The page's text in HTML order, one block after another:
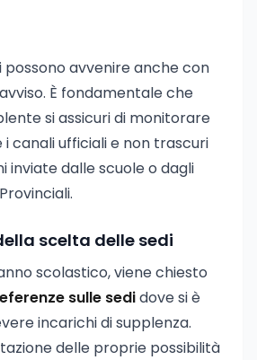
possono avvenire anche con
È fondamentale che
si assicuri di monitorare
canali ufficiali e non trascuri
inviate dalle scuole o dagli
scelta delle sedi
scolastico, viene chiesto
sulle sedidove si è
incarichi di supplenza.
delle proprie possibilità